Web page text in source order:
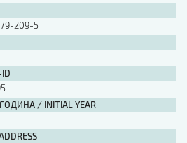
дела
импресума [B5, ћир]
импресума [B5, лат]
импресума [B5, енг]
209-5
ID
/ INITIAL YEAR